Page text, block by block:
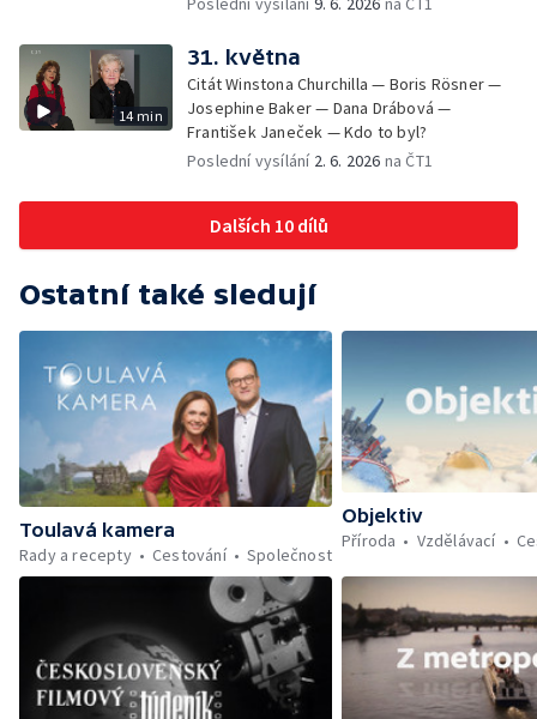
14 min
31. května
Citát Winstona Churchilla — Boris Rösner —
Josephine Baker — Dana Drábová —
František Janeček — Kdo to byl?
Poslední vysílání 2. 6. 2026 na ČT1
Dalších 10 dílů
Ostatní také sledují
Toulavá kamera
Rady a recepty
Cestování Společnost
Objektiv
Příroda
Vzdělávací